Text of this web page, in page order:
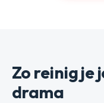
Zo reinig je
drama